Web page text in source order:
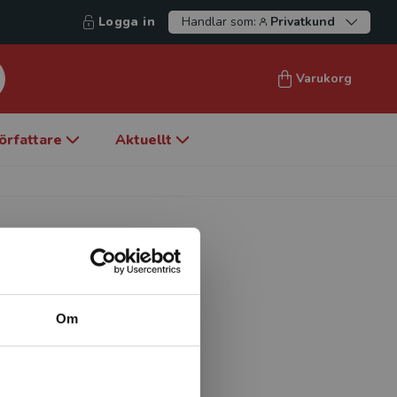
Om
Logga in Handlar som: Privatkund
Varukorg
Aktuellt